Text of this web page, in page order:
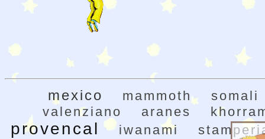
mexico mammoth
somali
valenziano
aranes
provencal iwanami